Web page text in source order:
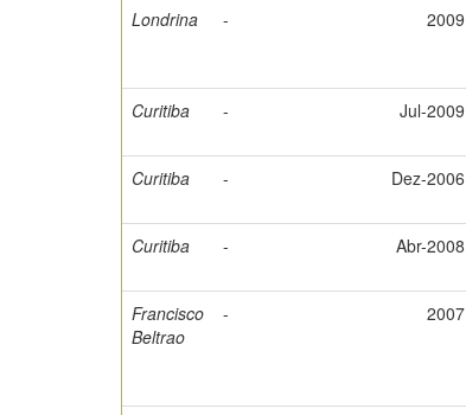
Londrina - 2009
Curitiba
- Jul-2009
Curitiba
- Dez-2006
Curitiba - Abr-2008
Francisco
Beltrao
- 2007